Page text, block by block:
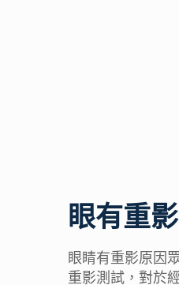
眼有重
眼睛有重影原因
重影測試，對於